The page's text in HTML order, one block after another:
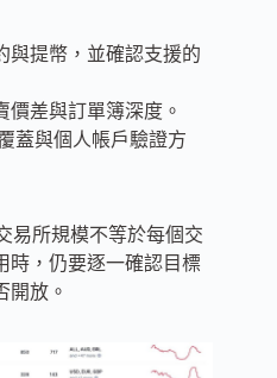
與提幣，並確認支援的
價差與訂單簿深度。
蓋與個人帳戶驗證方
易所規模不等於每個交
時，仍要逐一確認目標
開放。